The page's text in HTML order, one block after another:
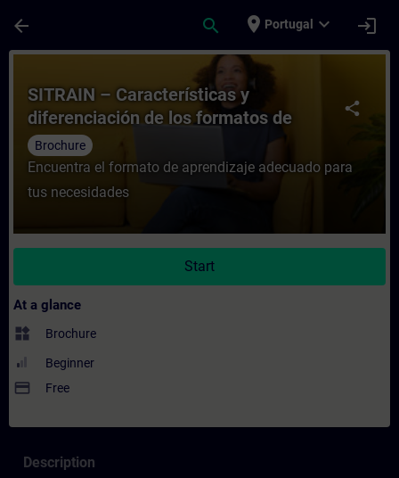
arrow_back search place Portugal expand_more login
Course - SITRAIN – Características y
share
SITRAIN – Características y
diferenciación de los formatos de
aprendizaje
Brochure
Encuentra el formato de aprendizaje adecuado para
tus necesidades
Start
At a glance
widgets Brochure
Beginner
payment Free
Description